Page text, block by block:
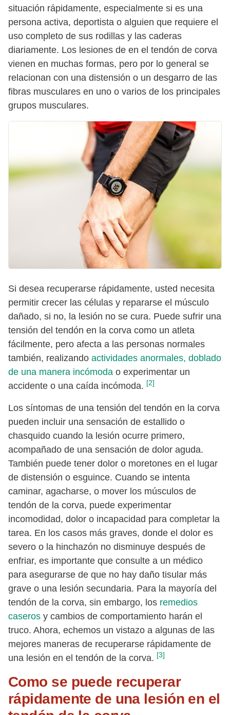
situación rápidamente, especialmente si es una
persona activa, deportista o alguien que requiere el
uso completo de sus rodillas y las caderas
diariamente. Los lesiones de en el tendón de corva
vienen en muchas formas, pero por lo general se
relacionan con una distensión o un desgarro de las
fibras musculares en uno o varios de los principales
grupos musculares.
Si desea recuperarse rápidamente, usted necesita
permitir crecer las células y repararse el músculo
dañado, si no, la lesión no se cura. Puede sufrir una
tensión del tendón en la corva como un atleta
fácilmente, pero afecta a las personas normales
también, realizando actividades anormales, doblado
de una manera incómoda o experimentar un
accidente o una caída incómoda. [2]
Los síntomas de una tensión del tendón en la corva
pueden incluir una sensación de estallido o
chasquido cuando la lesión ocurre primero,
acompañado de una sensación de dolor aguda.
También puede tener dolor o moretones en el lugar
de distensión o esguince. Cuando se intenta
caminar, agacharse, o mover los músculos de
tendón de la corva, puede experimentar
incomodidad, dolor o incapacidad para completar la
tarea. En los casos más graves, donde el dolor es
severo o la hinchazón no disminuye después de
enfriar, es importante que consulte a un médico
para asegurarse de que no hay daño tisular más
grave o una lesión secundaria. Para la mayoría del
tendón de la corva, sin embargo, los remedios
caseros y cambios de comportamiento harán el
truco. Ahora, echemos un vistazo a algunas de las
mejores maneras de recuperarse rápidamente de
una lesión en el tendón de la corva. [3]
Como se puede recuperar
rápidamente de una lesión en el